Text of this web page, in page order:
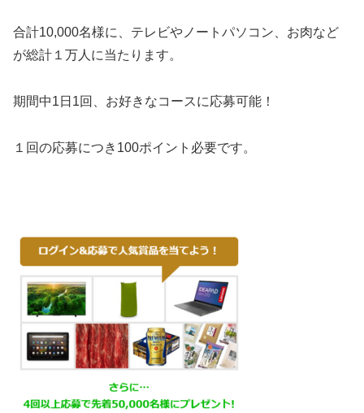
合計10,000名様に、テレビやノートパソコン、お肉など
が総計１万人に当たります。
期間中1日1回、お好きなコースに応募可能！
１回の応募につき100ポイント必要です。